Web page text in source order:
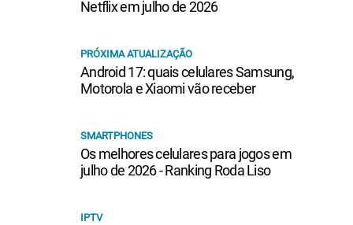
Netflix em julho de 2026
PRÓXIMA ATUALIZAÇÃO
Android 17: quais celulares Samsung,
Motorola e Xiaomi vão receber
SMARTPHONES
Os melhores celulares para jogos em
julho de 2026 - Ranking Roda Liso
IPTV